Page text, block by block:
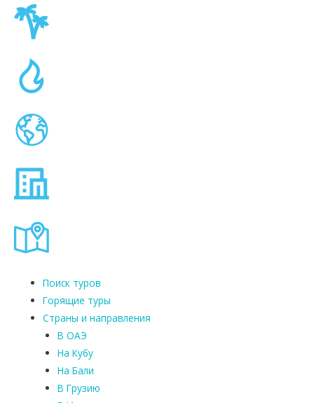
Поиск туров
Горящие туры
Страны и направления
В ОАЭ
На Кубу
На Бали
В Грузию